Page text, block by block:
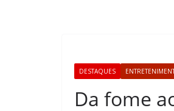
DESTAQUES
Da fome